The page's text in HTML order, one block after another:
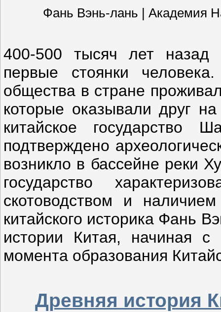
Фань Вэнь-лань | Академия
400-500 тысяч лет назад
первые стоянки
общества в стране
которые оказывали друг
китайское государство
подтверждено
возникло в бассейне реки
государство
скотоводством и
китайского историка Фань
истории Китая, начиная
момента образования
Древняя история